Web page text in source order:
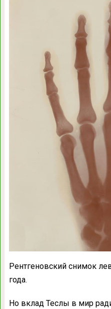
Рентгеновский снимок
года.
Но вклад Теслы в мир